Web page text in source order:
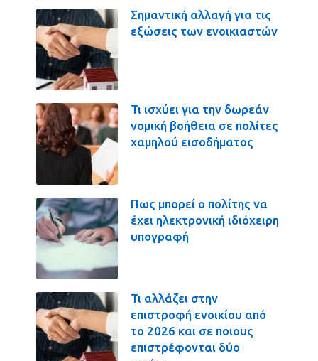
Σημαντική αλλαγή για τις
εξώσεις των ενοικιαστών
Τι ισχύει για την δωρεάν
νομική βοήθεια σε πολίτες
χαμηλού εισοδήματος
Πως μπορεί ο πολίτης να
έχει ηλεκτρονική ιδιόχειρη
υπογραφή
Τι αλλάζει στην
επιστροφή ενοικίου από
το 2026 και σε ποιους
επιστρέφονται δύο